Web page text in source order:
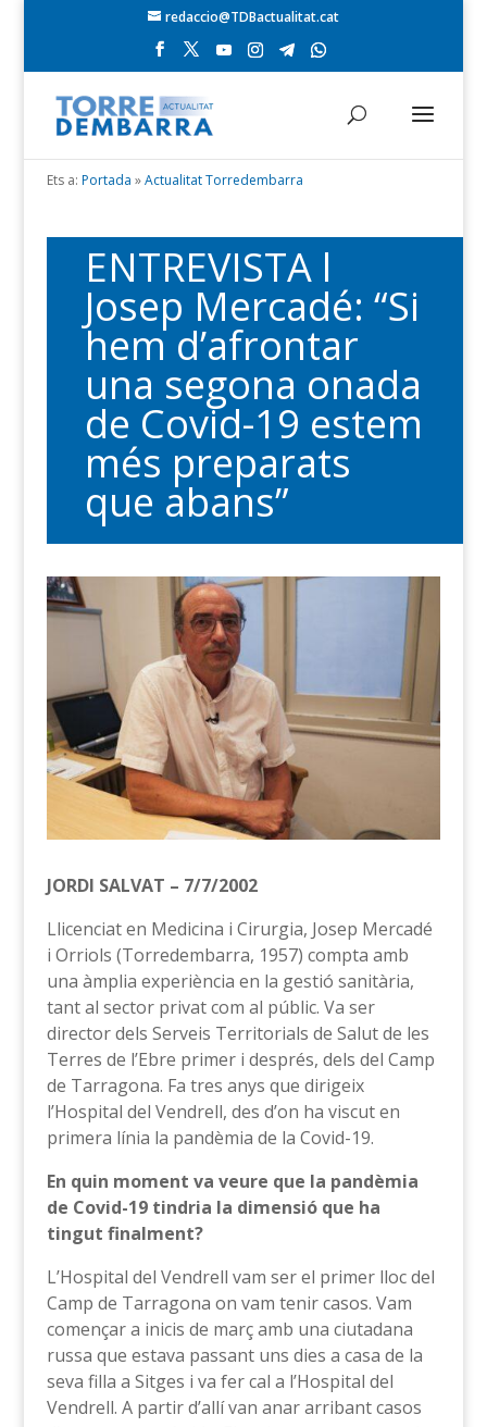
redaccio@TDBactualitat.cat
Ets a: Portada »Actualitat Torredembarra
ENTREVISTA l
Josep Mercadé: “Si
hem d’afrontar
una segona onada
de Covid-19 estem
més preparats
que abans”
JORDI SALVAT – 7/7/2002
Llicenciat en Medicina i Cirurgia, Josep Mercadé
i Orriols (Torredembarra, 1957) compta amb
una àmplia experiència en la gestió sanitària,
tant al sector privat com al públic. Va ser
director dels Serveis Territorials de Salut de les
Terres de l’Ebre primer i després, dels del Camp
de Tarragona. Fa tres anys que dirigeix
l’Hospital del Vendrell, des d’on ha viscut en
primera línia la pandèmia de la Covid-19.
En quin moment va veure que la pandèmia
de Covid-19 tindria la dimensió que ha
tingut finalment?
L’Hospital del Vendrell vam ser el primer lloc del
Camp de Tarragona on vam tenir casos. Vam
començar a inicis de març amb una ciutadana
russa que estava passant uns dies a casa de la
seva filla a Sitges i va fer cal a l’Hospital del
Vendrell. A partir d’allí van anar arribant casos